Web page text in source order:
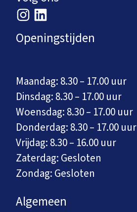
Openingstijden
Maandag: 8.30 – 17.00 uur
Dinsdag: 8.30 – 17.00 uur
Woensdag: 8.30 – 17.00 uur
Donderdag: 8.30 – 17.00 uur
Vrijdag: 8.30 – 16.00 uur
Zaterdag: Gesloten
Zondag: Gesloten
Algemeen